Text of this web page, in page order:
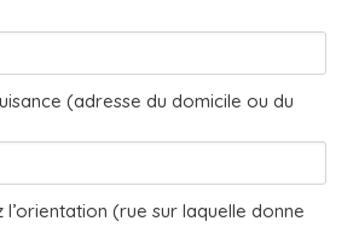
(adresse du domicile ou du
l’orientation (rue sur laquelle donne